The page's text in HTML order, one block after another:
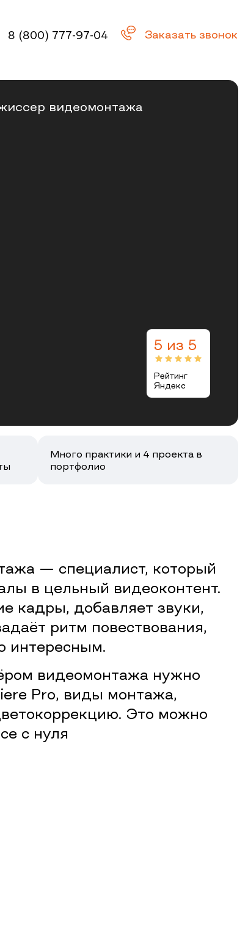
8 (800) 777-97-04 Заказать звонок
5 из 5
Рейтинг
Яндекс
Много практики и 4 проекта в
портфолио
— специалист, который
в цельный видеоконтент.
кадры, добавляет звуки,
ритм повествования,
интересным.
видеомонтажа нужно
Pro, виды монтажа,
Это можно
с нуля